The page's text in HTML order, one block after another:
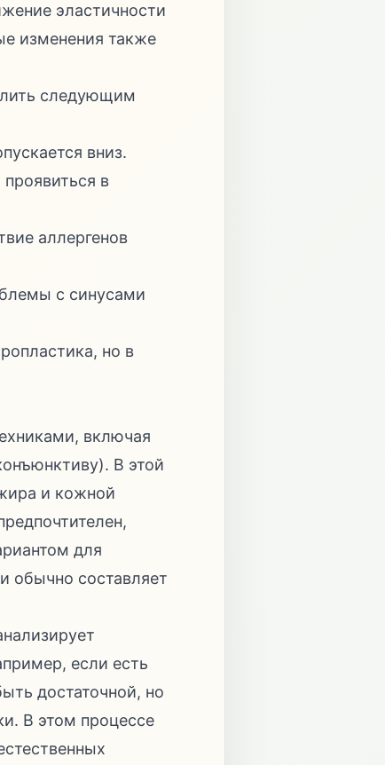
эластичности
изменения также
следующим
вниз.
в
аллергенов
с синусами
но в
включая
В этой
и кожной
для
обычно составляет
если есть
достаточной, но
В этом процессе